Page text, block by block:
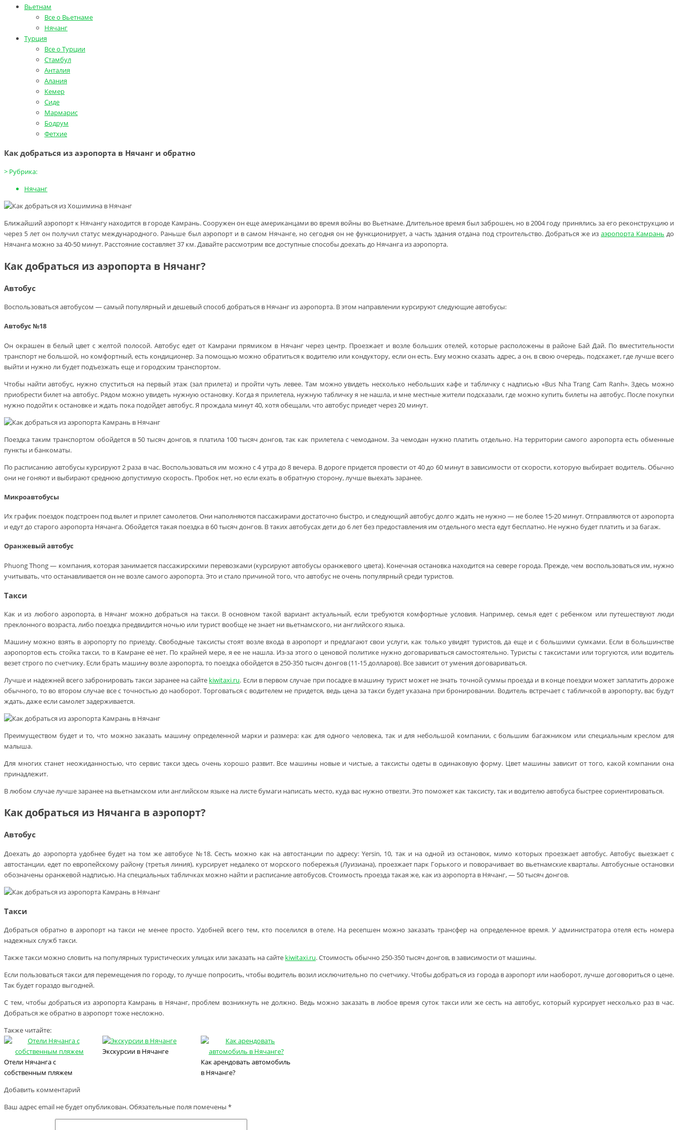
Вьетнам
Все о Вьетнаме
Нячанг
Турция
Все о Турции
Стамбул
Анталия
Алания
Кемер
Сиде
Мармарис
Бодрум
Фетхие
Как добраться из аэропорта в Нячанг и обратно
> Рубрика:
Нячанг
Ближайший аэропорт к Нячангу находится в городе Камрань. Сооружен он еще американцами во время войны во Вьетнаме. Длительное время был заброшен, но в 2004 году принялись за его реконструкцию и
через 5 лет он получил статус международного. Раньше был аэропорт и в самом Нячанге, но сегодня он не функционирует, а часть здания отдана под строительство. Добраться же из аэропорта Камрань до
Нячанга можно за 40-50 минут. Расстояние составляет 37 км. Давайте рассмотрим все доступные способы доехать до Нячанга из аэропорта.
Как добраться из аэропорта в Нячанг?
Автобус
Воспользоваться автобусом — самый популярный и дешевый способ добраться в Нячанг из аэропорта. В этом направлении курсируют следующие автобусы:
Автобус №18
Он окрашен в белый цвет с желтой полосой. Автобус едет от Камрани прямиком в Нячанг через центр. Проезжает и возле больших отелей, которые расположены в районе Бай Дай. По вместительности
транспорт не большой, но комфортный, есть кондиционер. За помощью можно обратиться к водителю или кондуктору, если он есть. Ему можно сказать адрес, а он, в свою очередь, подскажет, где лучше всего
выйти и нужно ли будет подъезжать еще и городским транспортом.
Чтобы найти автобус, нужно спуститься на первый этаж (зал прилета) и пройти чуть левее. Там можно увидеть несколько небольших кафе и табличку с надписью «Bus Nha Trang Cam Ranh». Здесь можно
приобрести билет на автобус. Рядом можно увидеть нужную остановку. Когда я прилетела, нужную табличку я не нашла, и мне местные жители подсказали, где можно купить билеты на автобус. После покупки
нужно подойти к остановке и ждать пока подойдет автобус. Я прождала минут 40, хотя обещали, что автобус приедет через 20 минут.
Поездка таким транспортом обойдется в 50 тысяч донгов, я платила 100 тысяч донгов, так как прилетела с чемоданом. За чемодан нужно платить отдельно. На территории самого аэропорта есть обменные
пункты и банкоматы.
По расписанию автобусы курсируют 2 раза в час. Воспользоваться им можно с 4 утра до 8 вечера. В дороге придется провести от 40 до 60 минут в зависимости от скорости, которую выбирает водитель. Обычно
они не гоняют и выбирают среднюю допустимую скорость. Пробок нет, но если ехать в обратную сторону, лучше выехать заранее.
Микроавтобусы
Их график поездок подстроен под вылет и прилет самолетов. Они наполняются пассажирами достаточно быстро, и следующий автобус долго ждать не нужно — не более 15-20 минут. Отправляются от аэропорта
и едут до старого аэропорта Нячанга. Обойдется такая поездка в 60 тысяч донгов. В таких автобусах дети до 6 лет без предоставления им отдельного места едут бесплатно. Не нужно будет платить и за багаж.
Оранжевый автобус
Phuong Thong — компания, которая занимается пассажирскими перевозками (курсируют автобусы оранжевого цвета). Конечная остановка находится на севере города. Прежде, чем воспользоваться им, нужно
учитывать, что останавливается он не возле самого аэропорта. Это и стало причиной того, что автобус не очень популярный среди туристов.
Такси
Как и из любого аэропорта, в Нячанг можно добраться на такси. В основном такой вариант актуальный, если требуются комфортные условия. Например, семья едет с ребенком или путешествуют люди
преклонного возраста, либо поездка предвидится ночью или турист вообще не знает ни вьетнамского, ни английского языка.
Машину можно взять в аэропорту по приезду. Свободные таксисты стоят возле входа в аэропорт и предлагают свои услуги, как только увидят туристов, да еще и с большими сумками. Если в большинстве
аэропортов есть стойка такси, то в Камране её нет. По крайней мере, я ее не нашла. Из-за этого о ценовой политике нужно договариваться самостоятельно. Туристы с таксистами или торгуются, или водитель
везет строго по счетчику. Если брать машину возле аэропорта, то поездка обойдется в 250-350 тысяч донгов (11-15 долларов). Все зависит от умения договариваться.
Лучше и надежней всего забронировать такси заранее на сайте kiwitaxi.ru. Если в первом случае при посадке в машину турист может не знать точной суммы проезда и в конце поездки может заплатить дороже
обычного, то во втором случае все с точностью до наоборот. Торговаться с водителем не придется, ведь цена за такси будет указана при бронировании. Водитель встречает с табличкой в аэропорту, вас будут
ждать, даже если самолет задерживается.
Преимуществом будет и то, что можно заказать машину определенной марки и размера: как для одного человека, так и для небольшой компании, с большим багажником или специальным креслом для
малыша.
Для многих станет неожиданностью, что сервис такси здесь очень хорошо развит. Все машины новые и чистые, а таксисты одеты в одинаковую форму. Цвет машины зависит от того, какой компании она
принадлежит.
В любом случае лучше заранее на вьетнамском или английском языке на листе бумаги написать место, куда вас нужно отвезти. Это поможет как таксисту, так и водителю автобуса быстрее сориентироваться.
Как добраться из Нячанга в аэропорт?
Автобус
Доехать до аэропорта удобнее будет на том же автобусе №18. Сесть можно как на автостанции по адресу: Yersin, 10, так и на одной из остановок, мимо которых проезжает автобус. Автобус выезжает с
автостанции, едет по европейскому району (третья линия), курсирует недалеко от морского побережья (Луизиана), проезжает парк Горького и поворачивает во вьетнамские кварталы. Автобусные остановки
обозначены оранжевой надписью. На специальных табличках можно найти и расписание автобусов. Стоимость проезда такая же, как из аэропорта в Нячанг, — 50 тысяч донгов.
Такси
Добраться обратно в аэропорт на такси не менее просто. Удобней всего тем, кто поселился в отеле. На ресепшен можно заказать трансфер на определенное время. У администратора отеля есть номера
надежных служб такси.
Также такси можно словить на популярных туристических улицах или заказать на сайте kiwitaxi.ru. Стоимость обычно 250-350 тысяч донгов, в зависимости от машины.
Если пользоваться такси для перемещения по городу, то лучше попросить, чтобы водитель возил исключительно по счетчику. Чтобы добраться из города в аэропорт или наоборот, лучше договориться о цене.
Так будет гораздо выгодней.
С тем, чтобы добраться из аэропорта Камрань в Нячанг, проблем возникнуть не должно. Ведь можно заказать в любое время суток такси или же сесть на автобус, который курсирует несколько раз в час.
Добраться же обратно в аэропорт тоже несложно.
Также читайте:
Отели Нячанга с
собственным пляжем
Экскурсии в Нячанге
Как арендовать автомобиль
в Нячанге?
Добавить комментарий
Ваш адрес email не будет опубликован.Обязательные поля помечены *